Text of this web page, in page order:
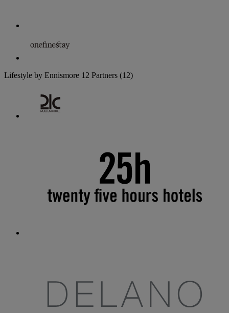
Lifestyle by Ennismore 12 Partners (12)